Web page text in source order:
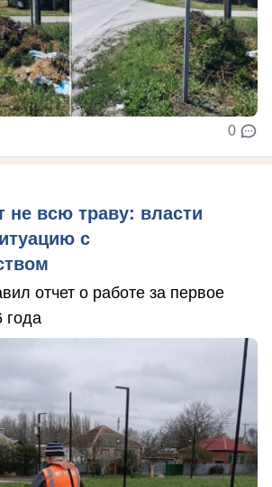
0
не всю траву: власти
с
отчет о работе за первое
года